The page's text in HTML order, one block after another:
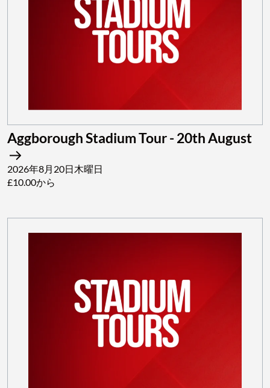
Aggborough Stadium Tour - 20th August
2026年8月20日木曜日
£10.00から